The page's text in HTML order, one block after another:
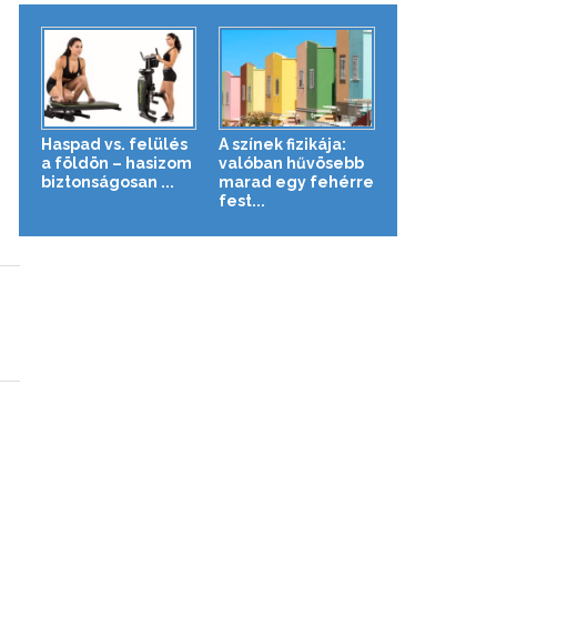
Haspad vs. felülés
a földön – hasizom
biztonságosan ...
A színek fizikája:
valóban hűvösebb
marad egy fehérre
fest...